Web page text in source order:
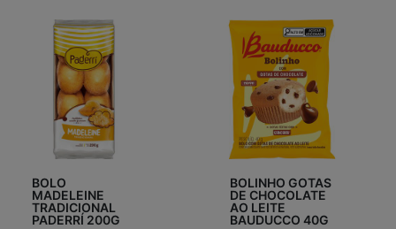
BOLO
MADELEINE
TRADICIONAL
PADERRÍ 200G
BOLINHO GOTAS
DE CHOCOLATE
AO LEITE
BAUDUCCO 40G